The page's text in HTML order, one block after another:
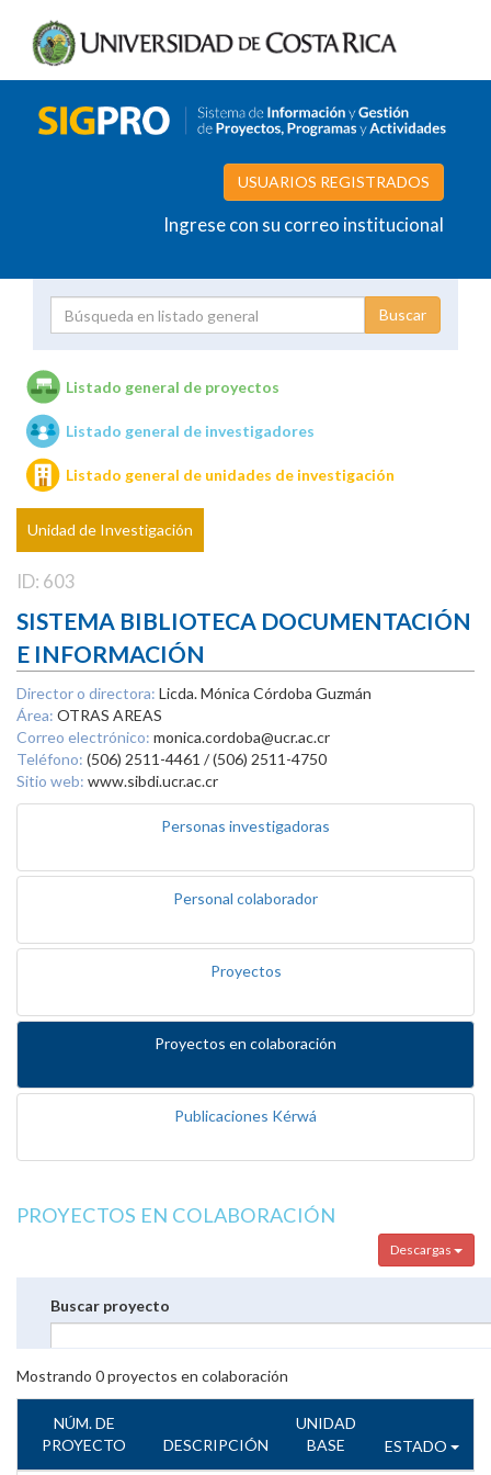
USUARIOS REGISTRADOS
Ingrese con su correo institucional
Unidades de investigación
Listado general de proyectos
Listado general de investigadores
Listado general de unidades de investigación
Unidad de Investigación
ID: 603
SISTEMA BIBLIOTECA DOCUMENTACIÓN
E INFORMACIÓN
Director o directora: Licda. Mónica Córdoba Guzmán
Área: OTRAS AREAS
Correo electrónico: monica.cordoba@ucr.ac.cr
Teléfono: (506) 2511-4461 / (506) 2511-4750
Sitio web: www.sibdi.ucr.ac.cr
Personas investigadoras
Personal colaborador
Proyectos
Proyectos en colaboración
Publicaciones Kérwá
PROYECTOS EN COLABORACIÓN
Descargas
Buscar proyecto
Mostrando 0proyectos en colaboración
NÚM. DE
PROYECTO
DESCRIPCIÓN
UNIDAD
BASE
ESTADO